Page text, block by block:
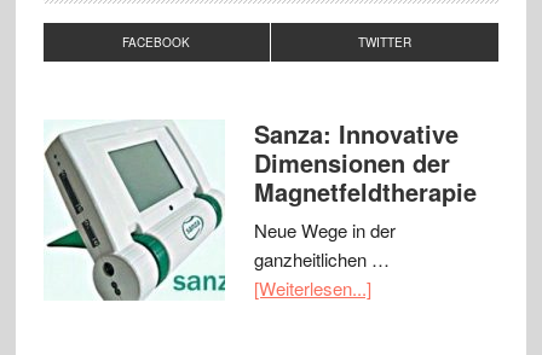
FACEBOOK TWITTER
Sanza: Innovative
Dimensionen der
Magnetfeldtherapie
Neue Wege in der
ganzheitlichen …
[Weiterlesen...]